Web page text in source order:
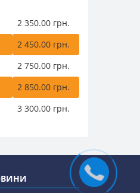
2 350.00 грн.
2 450.00 грн.
2 750.00 грн.
2 850.00 грн.
3 300.00 грн.